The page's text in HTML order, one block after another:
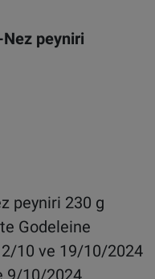
Nez peyniri
peyniri 230 g
Godeleine
10 ve 19/10/2024
9/10/2024